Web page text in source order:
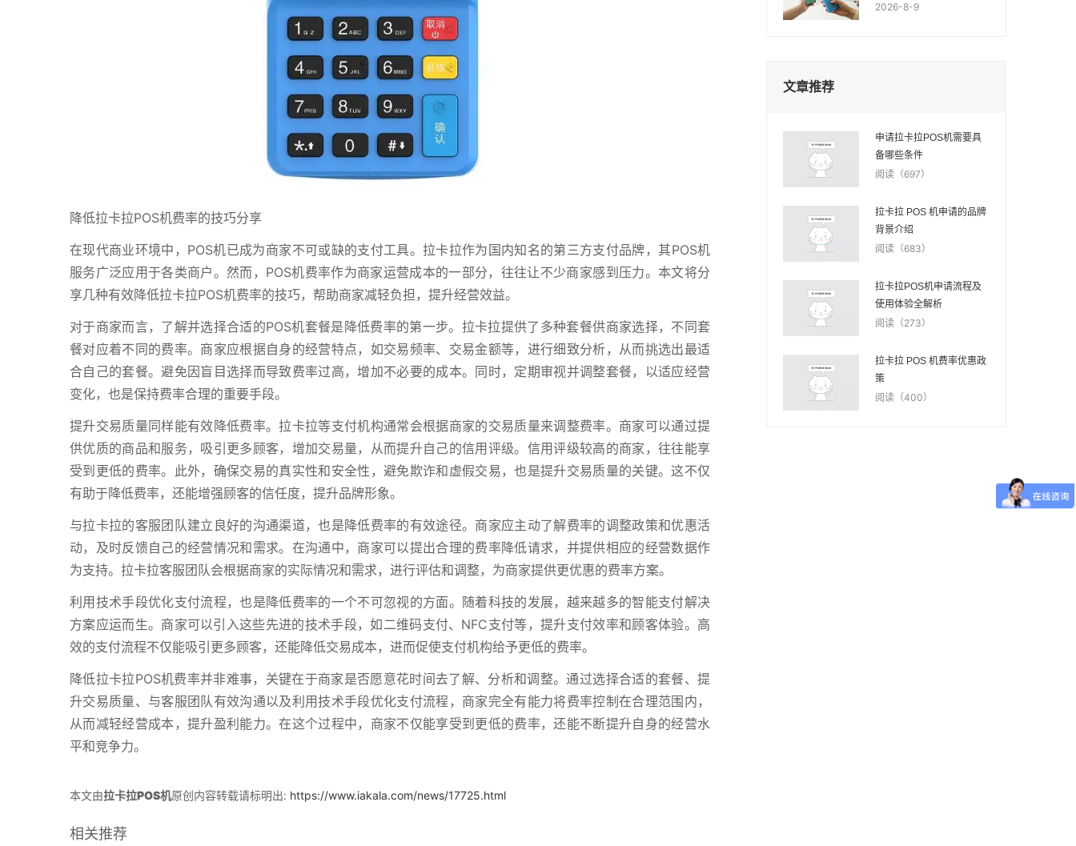
降低拉卡拉POS机费率的技巧分享
在现代商业环境中，POS机已成为商家不可或缺的支付工具。拉卡拉作为国内知名的第三方支付品牌，其POS机
服务广泛应用于各类商户。然而，POS机费率作为商家运营成本的一部分，往往让不少商家感到压力。本文将分
享几种有效降低拉卡拉POS机费率的技巧，帮助商家减轻负担，提升经营效益。
对于商家而言，了解并选择合适的POS机套餐是降低费率的第一步。拉卡拉提供了多种套餐供商家选择，不同套
餐对应着不同的费率。商家应根据自身的经营特点，如交易频率、交易金额等，进行细致分析，从而挑选出最适
合自己的套餐。避免因盲目选择而导致费率过高，增加不必要的成本。同时，定期审视并调整套餐，以适应经营
变化，也是保持费率合理的重要手段。
提升交易质量同样能有效降低费率。拉卡拉等支付机构通常会根据商家的交易质量来调整费率。商家可以通过提
供优质的商品和服务，吸引更多顾客，增加交易量，从而提升自己的信用评级。信用评级较高的商家，往往能享
受到更低的费率。此外，确保交易的真实性和安全性，避免欺诈和虚假交易，也是提升交易质量的关键。这不仅
有助于降低费率，还能增强顾客的信任度，提升品牌形象。
与拉卡拉的客服团队建立良好的沟通渠道，也是降低费率的有效途径。商家应主动了解费率的调整政策和优惠活
动，及时反馈自己的经营情况和需求。在沟通中，商家可以提出合理的费率降低请求，并提供相应的经营数据作
为支持。拉卡拉客服团队会根据商家的实际情况和需求，进行评估和调整，为商家提供更优惠的费率方案。
利用技术手段优化支付流程，也是降低费率的一个不可忽视的方面。随着科技的发展，越来越多的智能支付解决
方案应运而生。商家可以引入这些先进的技术手段，如二维码支付、NFC支付等，提升支付效率和顾客体验。高
效的支付流程不仅能吸引更多顾客，还能降低交易成本，进而促使支付机构给予更低的费率。
降低拉卡拉POS机费率并非难事，关键在于商家是否愿意花时间去了解、分析和调整。通过选择合适的套餐、提
升交易质量、与客服团队有效沟通以及利用技术手段优化支付流程，商家完全有能力将费率控制在合理范围内，
从而减轻经营成本，提升盈利能力。在这个过程中，商家不仅能享受到更低的费率，还能不断提升自身的经营水
平和竞争力。
本文由拉卡拉POS机原创内容转载请标明出: https://www.iakala.com/news/17725.html
相关推荐
2026-8-9
文章推荐
申请拉卡拉POS机需要具
备哪些条件
阅读（697）
拉卡拉 POS 机申请的品牌
背景介绍
阅读（683）
拉卡拉POS机申请流程及
使用体验全解析
阅读（273）
拉卡拉 POS 机费率优惠政
策
阅读（400）